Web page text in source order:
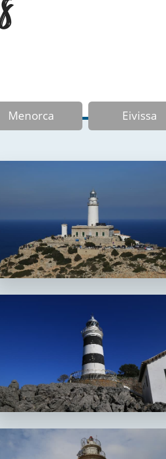
Menorca Eivissa
Faro de Formentor
Faro de la Creu